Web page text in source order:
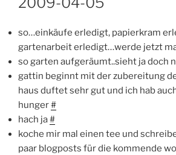
so…einkäufe erledigt, papierkram
gartenarbeit erledigt…werde jetzt
so garten aufgeräumt..sieht ja doch
gattin beginnt mit der zubereitung
haus duftet sehr gut und ich hab
hunger#
hach ja#
koche mir mal einen tee und
paar blogposts für die kommende